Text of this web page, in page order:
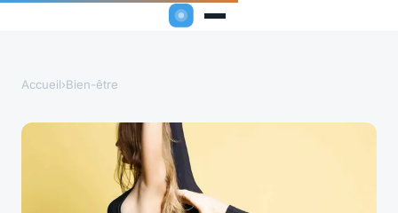
Accueil›Bien-être